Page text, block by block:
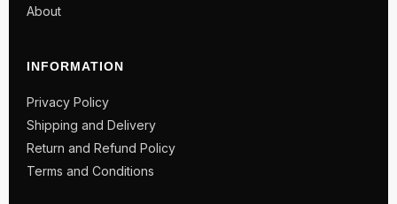
About
INFORMATION
Privacy Policy
Shipping and Delivery
Return and Refund Policy
Terms and Conditions